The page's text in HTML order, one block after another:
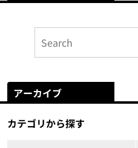
アーカイブ
カテゴリから探す